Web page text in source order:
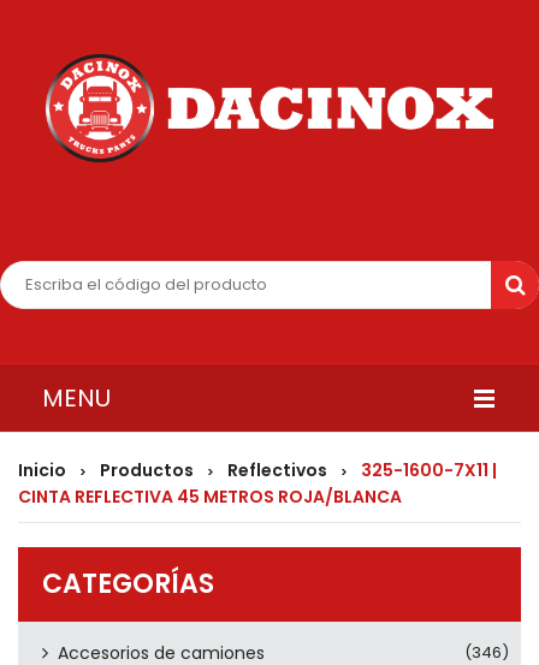
MENU
INICIO
QUIENES SOMOS
Inicio > Productos > Reflectivos >
325-1600-7X11 |
CINTA REFLECTIVA 45 METROS ROJA/BLANCA
CATEGORÍAS
Accesorios de camiones (346)